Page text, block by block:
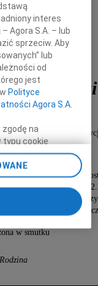
Grzybowski
i niezrównanej
i prawy.
Zmarłym odprawiona
2022 r. o godz.
w Krakowie, po
na miejsce wiecznego
w smutku
Rodzina
interes
Agora S.A. – lub
sprzeciw. Aby
lub
od
jest
Polityce
Agora S.A.
zgodę na
typu cookie
i Agora S.A.
też w każdej
cookie,
Twoimi
poprzez
serwisu i
także za